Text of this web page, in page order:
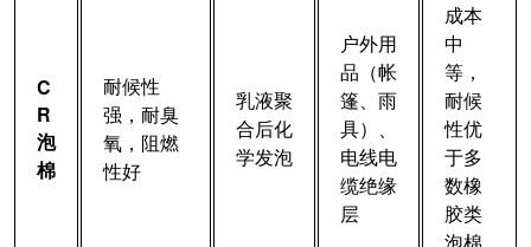
C
R
泡
棉
耐候性
强，耐臭
氧，阻燃
性好
乳液聚
合后化
学发泡
户外用
品（帐
篷、雨
具）、
电线电
缆绝缘
层
成本
中
等，
耐候
性优
于多
数橡
胶类